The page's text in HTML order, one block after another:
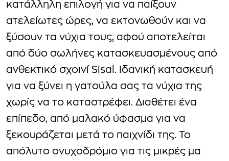
κατάλληλη επιλογή για να παίξουν
ατελείωτες ώρες, να εκτονωθούν και να
ξύσουν τα νύχια τους, αφού αποτελείται
από δύο σωλήνες κατασκευασμένους από
ανθεκτικό σχοινί Sisal. Ιδανική κατασκευή
για να ξύνει η γατούλα σας τα νύχια της
χωρίς να το καταστρέφει. Διαθέτει ένα
επίπεδο, από μαλακό ύφασμα για να
ξεκουράζεται μετά το παιχνίδι της. Το
απόλυτο ονυχοδρόμιο για τις μικρές μα